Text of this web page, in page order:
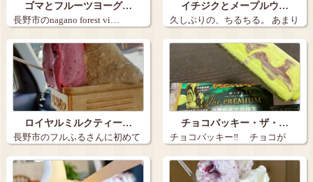
ゴマとフルーツヨーグ…
長野市のnagano forest vi…
イチジクとメープルウ…
久しぶりの、ちるちる。 あまり
の暑さに…
ロイヤルミルクティー…
長野市のフルふるさんに初めて
行きました。…
チョコバッキー・ザ・…
チョコバッキー‼️ チョコが
バキ…